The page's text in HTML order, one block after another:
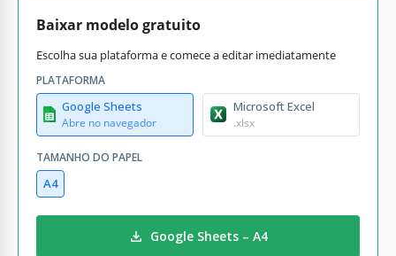
Baixar modelo gratuito
Escolha sua plataforma e comece a editar imediatamente
PLATAFORMA
Google Sheets
Abre no navegador
Microsoft Excel
.xlsx
TAMANHO DO PAPEL
A4
Google Sheets – A4